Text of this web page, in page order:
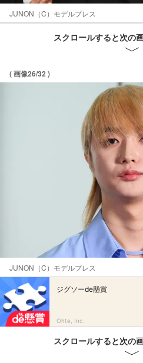
JUNON（C）モデルプレス
スクロールすると次の
( 画像26/32 )
JUNON（C）モデルプレス
ジグソーde懸賞
Ohte, Inc.
スクロールすると次の